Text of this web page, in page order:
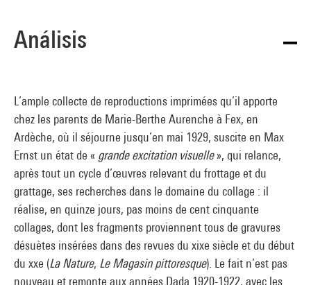
Análisis
L’ample collecte de reproductions imprimées qu’il apporte
chez les parents de Marie-Berthe Aurenche à Fex, en
Ardèche, où il séjourne jusqu’en mai 1929, suscite en Max
Ernst un état de « grande excitation visuelle», qui relance,
après tout un cycle d’œuvres relevant du frottage et du
grattage, ses recherches dans le domaine du collage : il
réalise, en quinze jours, pas moins de cent cinquante
collages, dont les fragments proviennent tous de gravures
désuètes insérées dans des revues du xixe siècle et du début
du xxe (La Nature, Le Magasin pittoresque). Le fait n’est pas
nouveau et remonte aux années Dada 1920-1922, avec les